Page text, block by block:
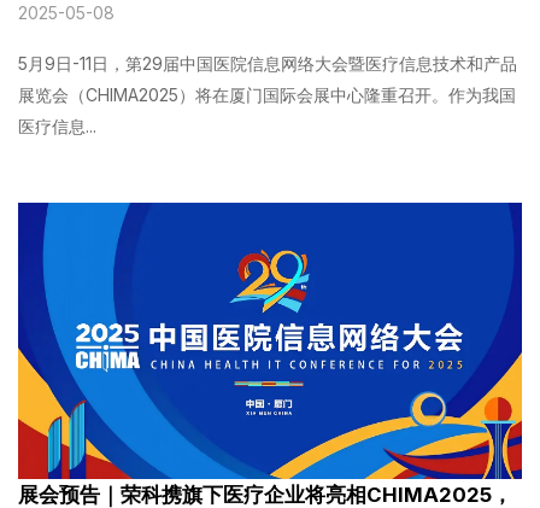
2025-05-08
5月9日-11日，第29届中国医院信息网络大会暨医疗信息技术和产品
展览会（CHIMA2025）将在厦门国际会展中心隆重召开。作为我国
医疗信息...
展会预告｜荣科携旗下医疗企业将亮相CHIMA2025，